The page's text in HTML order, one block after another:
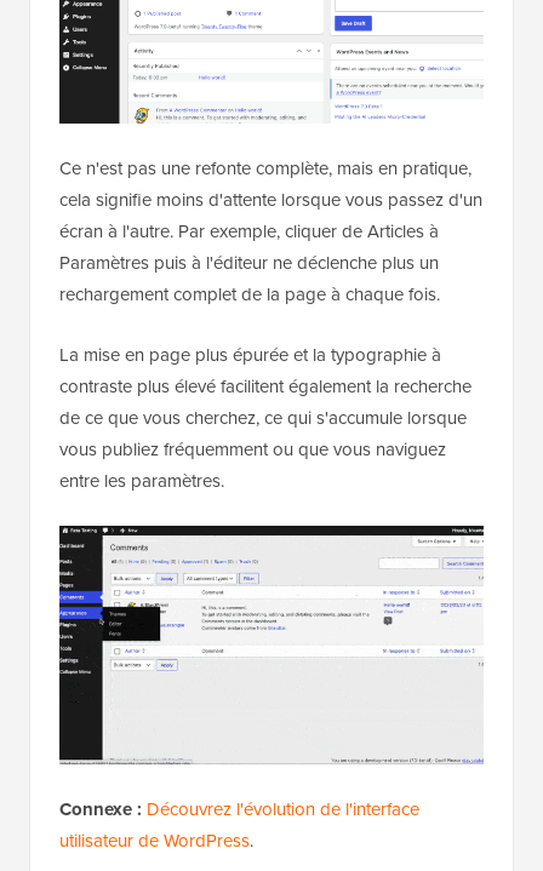
Ce n'est pas une refonte complète, mais en pratique,
cela signifie moins d'attente lorsque vous passez d'un
écran à l'autre. Par exemple, cliquer de Articles à
Paramètres puis à l'éditeur ne déclenche plus un
rechargement complet de la page à chaque fois.
La mise en page plus épurée et la typographie à
contraste plus élevé facilitent également la recherche
de ce que vous cherchez, ce qui s'accumule lorsque
vous publiez fréquemment ou que vous naviguez
entre les paramètres.
Connexe : Découvrez l'évolution de l'interface
utilisateur de WordPress.